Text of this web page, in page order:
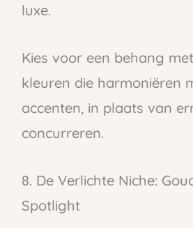
luxe.
Kies voor een behang
kleuren die harmoniëren
accenten, in plaats van
concurreren.
8. De Verlichte Niche:
Spotlight